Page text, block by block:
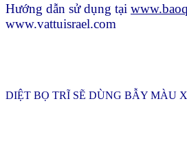
Hướng dẫn sử dụng tại
www.vattuisrael.com
DIỆT BỌ TRĨ SẼ DÙNG BẪY MÀU